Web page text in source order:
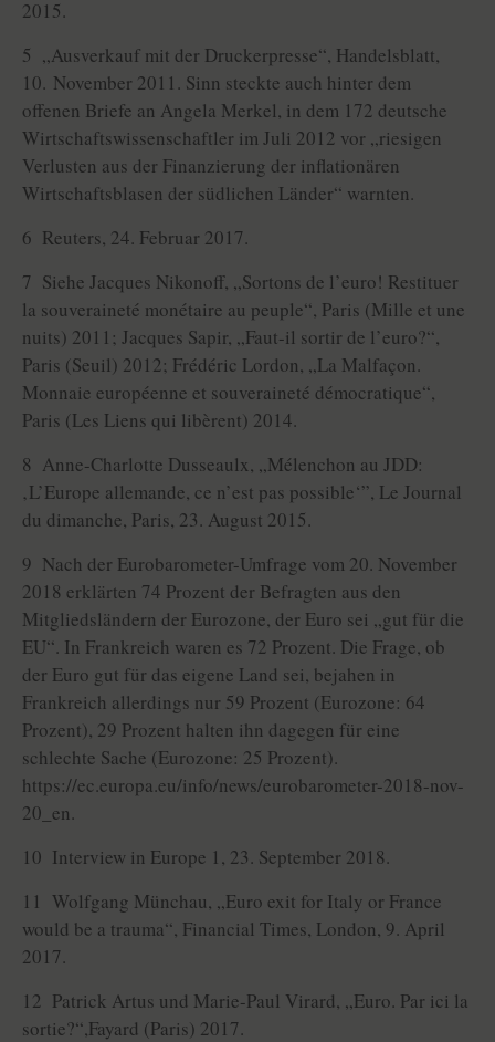
2015.
5 „Ausverkauf mit der Druckerpresse“, Handelsblatt,
10. November 2011. Sinn steckte auch hinter dem
offenen Briefe an Angela Merkel, in dem 172 deutsche
Wirtschaftswissenschaftler im Juli 2012 vor „riesigen
Verlusten aus der Finanzierung der inflationären
Wirtschaftsblasen der südlichen Länder“ warnten.
6 Reuters, 24. Februar 2017.
7 Siehe Jacques Nikonoff, „Sortons de l’euro! Restituer
la souveraineté monétaire au peuple“, Paris (Mille et une
nuits) 2011; Jacques Sapir, „Faut-il sortir de l’euro?“,
Paris (Seuil) 2012; Frédéric Lordon, „La Malfaçon.
Monnaie européenne et souveraineté démocratique“,
Paris (Les Liens qui libèrent) 2014.
8 Anne-Charlotte Dusseaulx, „Mélenchon au JDD:
‚L’Europe allemande, ce n’est pas possible‘”, Le Journal
du dimanche, Paris, 23. August 2015.
9 Nach der Eurobarometer-Umfrage vom 20. November
2018 erklärten 74 Prozent der Befragten aus den
Mitgliedsländern der Eurozone, der Euro sei „gut für die
EU“. In Frankreich waren es 72 Prozent. Die Frage, ob
der Euro gut für das eigene Land sei, bejahen in
Frankreich allerdings nur 59 Prozent (Eurozone: 64
Prozent), 29 Prozent halten ihn dagegen für eine
schlechte Sache (Eurozone: 25 Prozent).
https://ec.europa.eu/info/news/eurobarometer-2018-nov-
20_en.
10 Interview in Europe 1, 23. September 2018.
11 Wolfgang Münchau, „Euro exit for Italy or France
would be a trauma“, Financial Times, London, 9. April
2017.
12 Patrick Artus und Marie-Paul Virard, „Euro. Par ici la
sortie?“,Fayard (Paris) 2017.